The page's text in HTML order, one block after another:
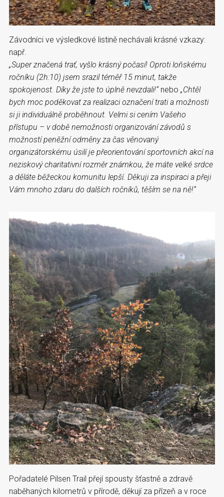
Závodníci ve výsledkové listině nechávali krásné vzkazy:
např.
„Super značená trať, vyšlo krásný počasí! Oproti loňskému
ročníku (2h:10) jsem srazil téměř 15 minut, takže
spokojenost. Díky že jste to úplně nevzdali!“nebo „Chtěl
bych moc poděkovat za realizaci označení trati a možnosti
si ji individuálně proběhnout. Velmi si cením Vašeho
přístupu – v době nemožnosti organizování závodů s
možností peněžní odměny za čas věnovaný
organizátorskému úsilí je přeorientování sportovních akcí na
neziskový charitativní rozměr známkou, že máte velké srdce
a děláte běžeckou komunitu lepší. Děkuji za inspiraci a přeji
Vám mnoho zdaru do dalších ročníků, těším se na ně!“
Pořadatelé Pilsen Trail přejí spousty šťastně a zdravě
naběhaných kilometrů v přírodě, děkují za přízeň a v roce